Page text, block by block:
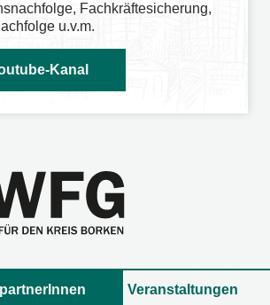
Fachkräftesicherung,
u.v.m.
Kanal
Veranstaltungen